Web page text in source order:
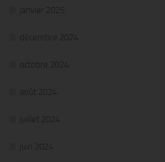
janvier 2025
décembre 2024
octobre 2024
août 2024
juillet 2024
juin 2024